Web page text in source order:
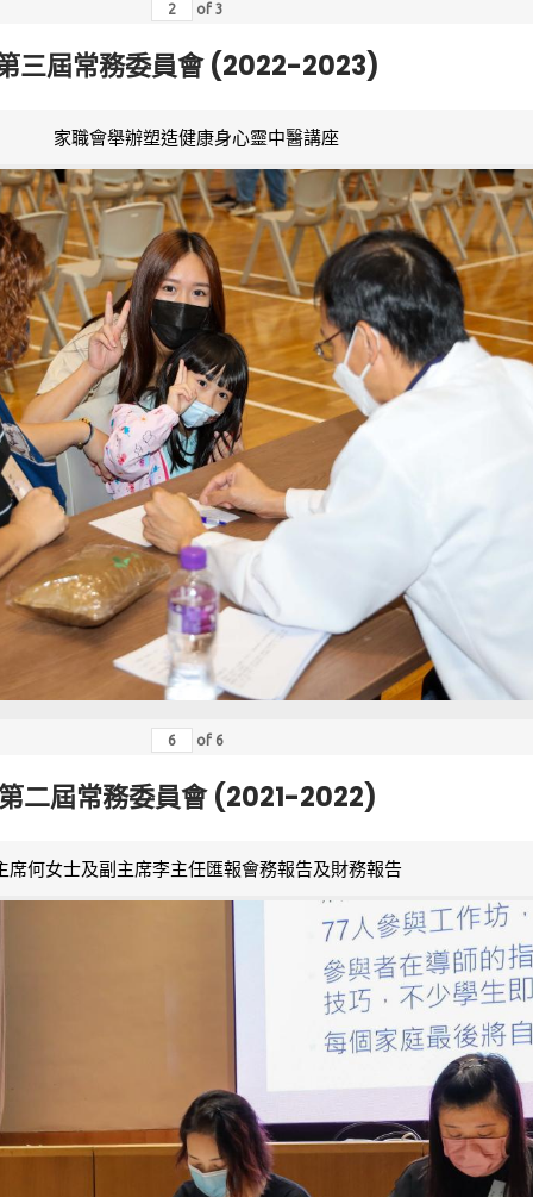
of 3
三屆常務委員會 (2022-2023)
家職會舉辦塑造健康身心靈中醫講座
of 6
二屆常務委員會 (2021-2022)
席何女士及副主席李主任匯報會務報告及財務報告